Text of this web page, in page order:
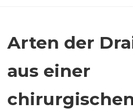
Arten der
aus einer